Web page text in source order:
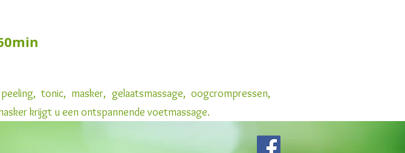
60min
tonic, masker, gelaatsmassage, oogcrompressen,
krijgt u een ontspannende voetmassage.